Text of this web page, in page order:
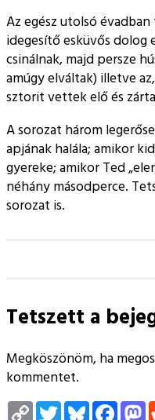
Az egész utolsó
idegesítő esküvős dolog
csinálnak, majd persze
amúgy elváltak) illetve
sztorit vettek elő és
A sorozat három
apjának halála; amikor
gyereke; amikor Ted
néhány másodperce.
sorozat is.
Tetszett a
Megköszönöm, ha
kommentet.
CopyTwitterBluesky